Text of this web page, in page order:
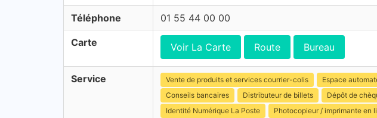
Téléphone 01 55 44 00 00
Carte Voir La Carte Route Bureau
Service Vente de produits et services courrier-colis Espace
Conseils bancaires
Distributeur de billets Dépôt de
Identité Numérique La Poste
Photocopieur / imprimante en